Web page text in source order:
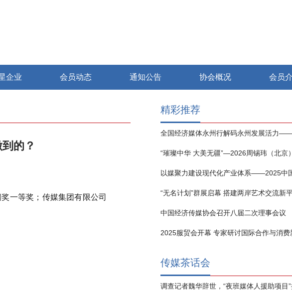
企业 会员动态 通知公告 协会概况 会员
的？
一等奖；传媒集团有限公司
精彩推荐
“无名计划”群展启幕 搭建两岸艺术交流新
中国经济传媒协会召开八届二次理事会议
2025服贸会开幕 专家研讨国际合作与消费
传媒茶话会